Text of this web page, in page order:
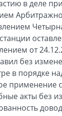
в деле
от
без
в порядке
акты без